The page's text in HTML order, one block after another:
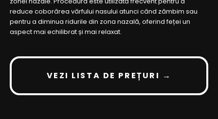
reduce coborârea vârfului nasului atunci când zâmbim sau
pentru a diminua ridurile din zona nazală, oferind feței un
aspect mai echilibrat și mai relaxat.
VEZI LISTA DE PREȚURI →